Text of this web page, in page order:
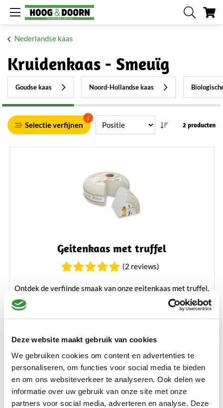
Deze website maakt gebruik van cookies
We gebruiken cookies om content en advertenties te
personaliseren, om functies voor social media te bieden
en om ons websiteverkeer te analyseren. Ook delen we
informatie over uw gebruik van onze site met onze
partners voor social media, adverteren en analyse. Deze
Nederlandse kaas
Kruidenkaas - Smeuïg
Goudse kaas Noord-Hollandse kaas
Selectie verfijnen
1
2 producten
Geitenkaas met truffel
(2 reviews)
Ontdek de verfijnde smaak van onze geitenkaas met truffel.
Deze heerlijke kaas combineert de zachte, romige textuur
van geitenkaas met de intense, aardse smaak van echte
kazen, of als bijzondere toevoeging aan salades en
Lees verder
€ 6,50
250 gr 500 gr 750 gr 1000 gr 5000 gr (Hele kaas)
Bestellen